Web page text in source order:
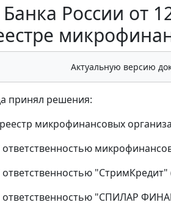
России от
Актуальную версию
принял решения:
микрофинансовых
"СтримКредит"
"СПИЛАР